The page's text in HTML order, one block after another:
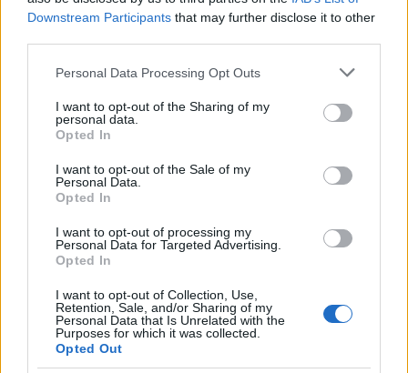
Downstream Participants that may further disclose it to other
Please note that this website/app uses one or more Google
not limited to your visit or usage behaviour. You may click to
grant or deny consent to Google and its third-party tags to
use your data for below specified purposes in below Google
consent section.
Personal Data Processing Opt Outs
I want to opt-out of the Sharing of my
personal data.
Opted In
I want to opt-out of the Sale of my
Personal Data.
Opted In
I want to opt-out of processing my
Personal Data for Targeted Advertising.
Opted In
I want to opt-out of Collection, Use,
Retention, Sale, and/or Sharing of my
Personal Data that Is Unrelated with the
Purposes for which it was collected.
Opted Out
Másfélszeresére bővítik
iskoláját
Látványos építési szakasz indult be a
HÍRLEVÉL